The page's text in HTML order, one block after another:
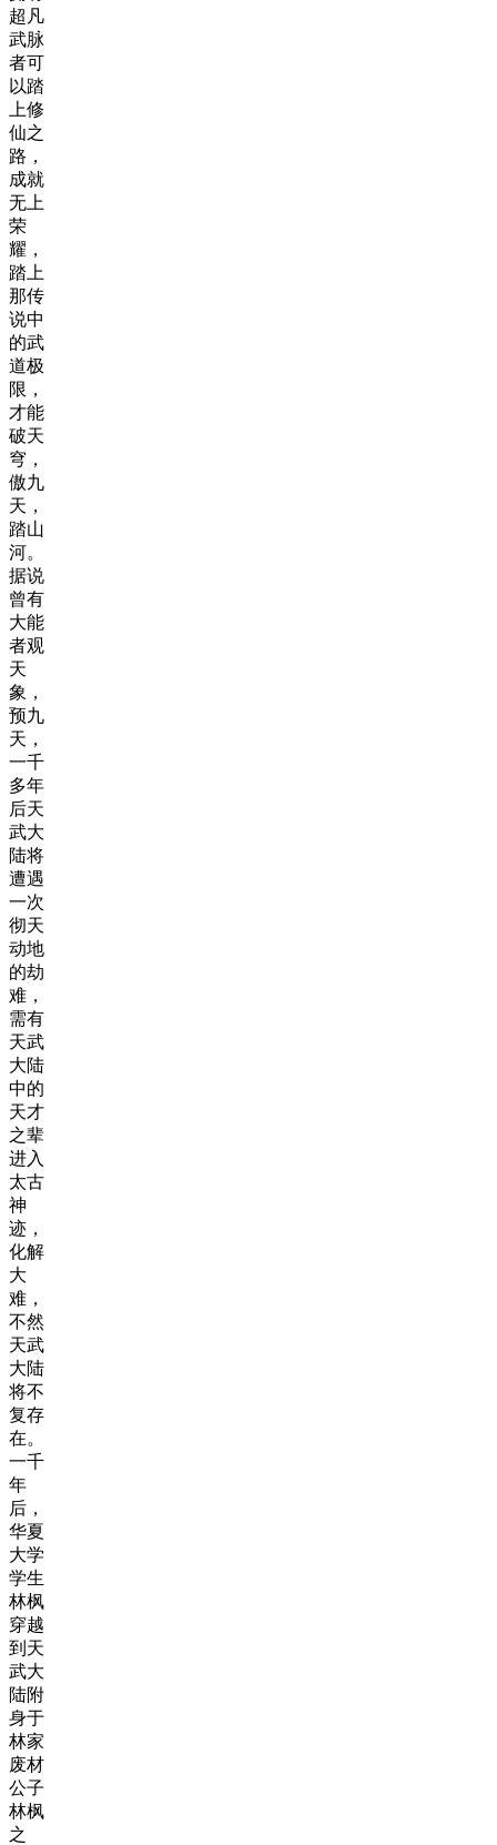
超凡
武脉
者可
以踏
上修
仙之
路，
成就
无上
荣
耀，
踏上
那传
说中
的武
道极
限，
才能
破天
穹，
傲九
天，
踏山
河。
据说
曾有
大能
者观
天
象，
预九
天，
一千
多年
后天
武大
陆将
遭遇
一次
彻天
动地
的劫
难，
需有
天武
大陆
中的
天才
之辈
进入
太古
神
迹，
化解
大
难，
不然
天武
大陆
将不
复存
在。
一千
年
后，
华夏
大学
学生
林枫
穿越
到天
武大
陆附
身于
林家
废材
公子
林枫
之